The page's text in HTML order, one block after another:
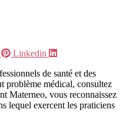
Linkedin
de santé et des
problème médical, consultez
Materneo, vous reconnaissez
lequel exercent les praticiens